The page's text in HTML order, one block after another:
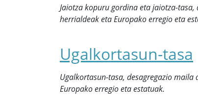
Jaiotza kopuru gordina eta jaiotza-
herrialdeak eta Europako erregio eta
Ugalkortasun-tasa
Ugalkortasun-tasa, desagregazio
Europako erregio eta estatuak.